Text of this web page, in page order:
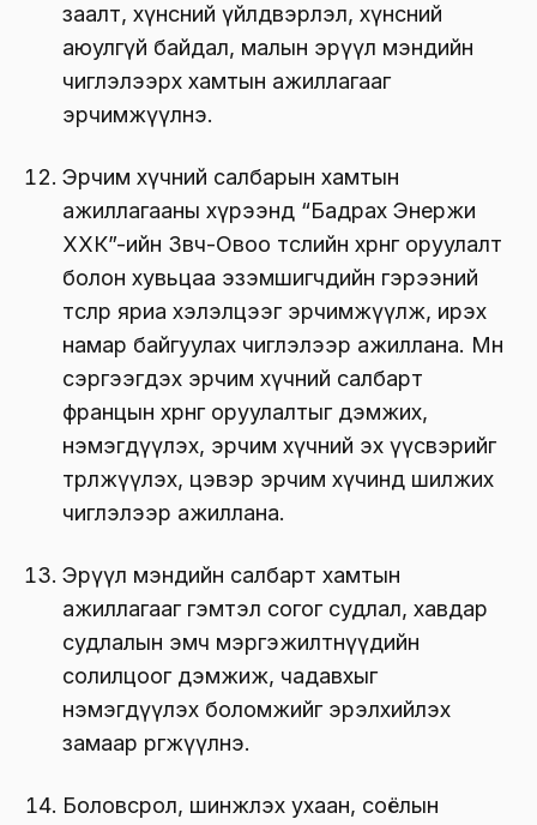
заалт, хүнсний үйлдвэрлэл, хүнсний
аюулгүй байдал, малын эрүүл мэндийн
чиглэлээрх хамтын ажиллагааг
эрчимжүүлнэ.
Эрчим хүчний салбарын хамтын
ажиллагааны хүрээнд “Бадрах Энержи
ХХК”-ийн Зөөвч-Овоо төслийн хөрөнгө оруулалт
болон хувьцаа эзэмшигчдийн гэрээний
төслөөр яриа хэлэлцээг эрчимжүүлж, ирэх
намар байгуулах чиглэлээр ажиллана. Мөн
сэргээгдэх эрчим хүчний салбарт
францын хөрөнгө оруулалтыг дэмжих,
нэмэгдүүлэх, эрчим хүчний эх үүсвэрийг
төрөлжүүлэх, цэвэр эрчим хүчинд шилжих
чиглэлээр ажиллана.
Эрүүл мэндийн салбарт хамтын
ажиллагааг гэмтэл согог судлал, хавдар
судлалын эмч мэргэжилтнүүдийн
солилцоог дэмжиж, чадавхыг
нэмэгдүүлэх боломжийг эрэлхийлэх
замаар өргөжүүлнэ.
Боловсрол, шинжлэх ухаан, соёлын